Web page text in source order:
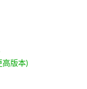
高版本)